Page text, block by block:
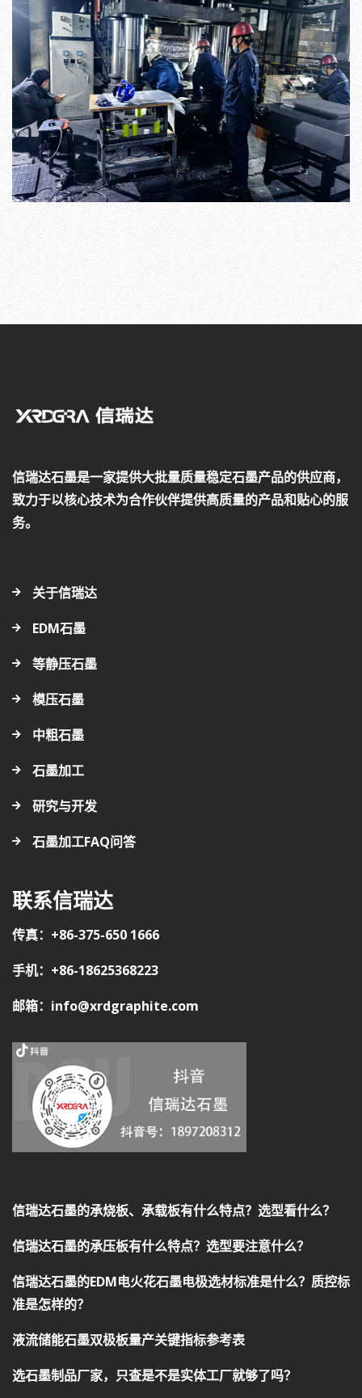
信瑞达石墨是一家提供大批量质量稳定石墨产品的供应商，
致力于以核心技术为合作伙伴提供高质量的产品和贴心的服
务。
关于信瑞达
EDM石墨
等静压石墨
模压石墨
中粗石墨
石墨加工
研究与开发
石墨加工FAQ问答
联系信瑞达
传真：+86-375-650 1666
手机：+86-18625368223
邮箱：info@xrdgraphite.com
信瑞达石墨的承烧板、承载板有什么特点？选型看什么？
信瑞达石墨的承压板有什么特点？选型要注意什么？
信瑞达石墨的EDM电火花石墨电极选材标准是什么？质控标
准是怎样的？
液流储能石墨双极板量产关键指标参考表
选石墨制品厂家，只查是不是实体工厂就够了吗？